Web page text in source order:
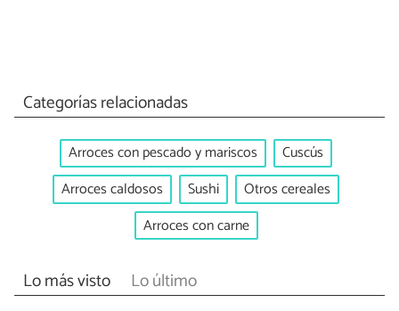
Categorías relacionadas
Arroces con pescado y mariscos
Cuscús
Arroces caldosos
Sushi
Otros cereales
Arroces con carne
Lo más visto Lo último